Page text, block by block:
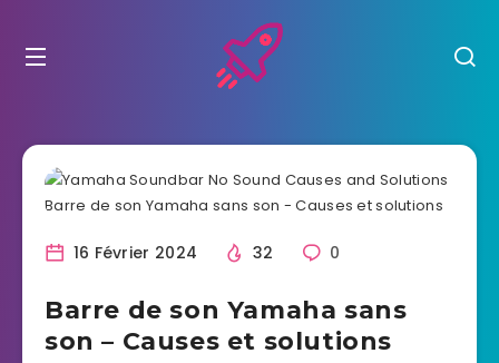
16 Février 2024 32 0
Barre de son Yamaha sans
son – Causes et solutions